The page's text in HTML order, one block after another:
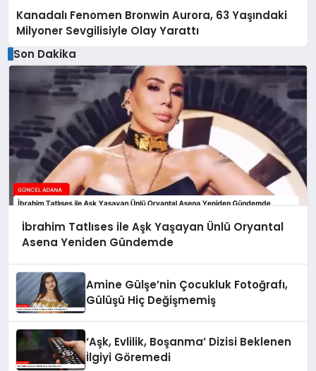
Kanadalı Fenomen Bronwin Aurora, 63 Yaşındaki
Milyoner Sevgilisiyle Olay Yarattı
Son Dakika
İbrahim Tatlıses ile Aşk Yaşayan Ünlü Oryantal
Asena Yeniden Gündemde
Amine Gülşe’nin Çocukluk Fotoğrafı,
Gülüşü Hiç Değişmemiş
‘Aşk, Evlilik, Boşanma’ Dizisi Beklenen
İlgiyi Göremedi